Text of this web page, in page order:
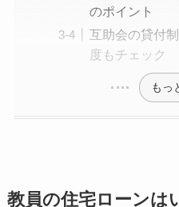
のポイント
互助会の貸付
度もチェック
もっ
教員の住宅ローンは